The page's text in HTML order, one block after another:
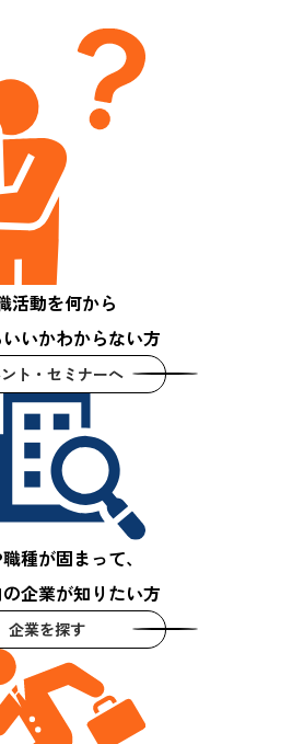
活動を何から
いかわからない方
ト・セミナーへ
種が固まって、
企業が知りたい方
企業を探す